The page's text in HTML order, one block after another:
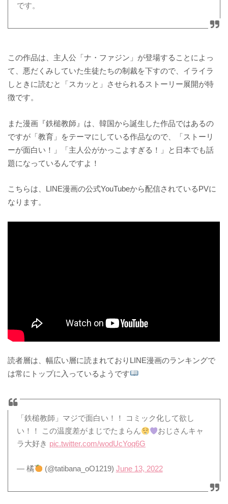
です。
この作品は、主人公「ナ・ファジン」が登場することによっ
て、悪だくみしていた生徒たちの制裁を下すので、イライラ
しときに読むと「スカッと」させられるストーリー展開が特
徴です。
また漫画『鉄槌教師』は、韓国から誕生した作品ではあるの
ですが「教育」をテーマにしている作品なので、「ストーリ
ーが面白い！」「主人公がかっこよすぎる！」と日本でも話
題になっているんですよ！
こちらは、LINE漫画の公式YouTubeから配信されているPVに
なります。
読者層は、幅広い層に読まれておりLINE漫画のランキングで
は常にトップに入っているようです
「鉄槌教師」マジで面白い！！ コミック化して欲し
い！！ この温度差がまじでたまらん
おじさんキャ
ラ大好き pic.twitter.com/wodUcYoq6G
— 橘 (@tatibana_oO1219) June 13, 2022